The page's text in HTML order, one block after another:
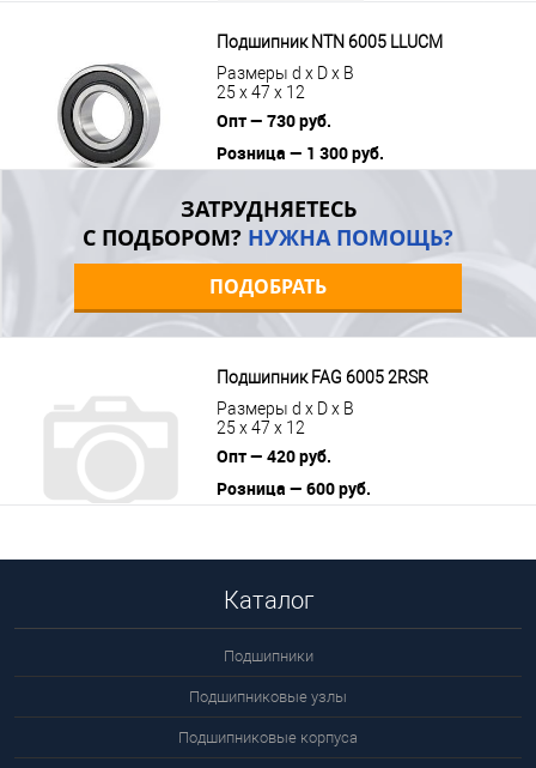
Подшипник NTN 6005 LLUCM
Размеры d x D x B
25 x 47 x 12
Опт — 730 руб.
Розница — 1 300 руб.
ЗАТРУДНЯЕТЕСЬ
С ПОДБОРОМ? НУЖНА ПОМОЩЬ?
ПОДОБРАТЬ
Подшипник FAG 6005 2RSR
Размеры d x D x B
25 x 47 x 12
Опт — 420 руб.
Розница — 600 руб.
Каталог
Подшипники
Подшипниковые узлы
Подшипниковые корпуса